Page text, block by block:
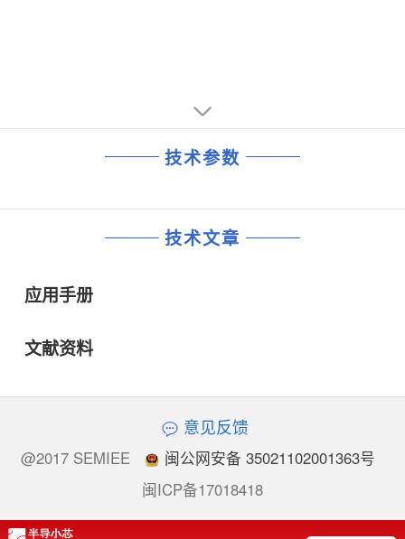
技术参数
技术文章
应用手册
文献资料
意见反馈
@2017 SEMIEE
闽公网安备 35021102001363号
闽ICP备17018418